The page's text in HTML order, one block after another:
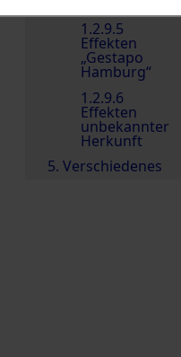
1.2.9.5
Effekten
„Gestapo
Hamburg“
1.2.9.6
Effekten
unbekannter
Herkunft
5. Verschiedenes